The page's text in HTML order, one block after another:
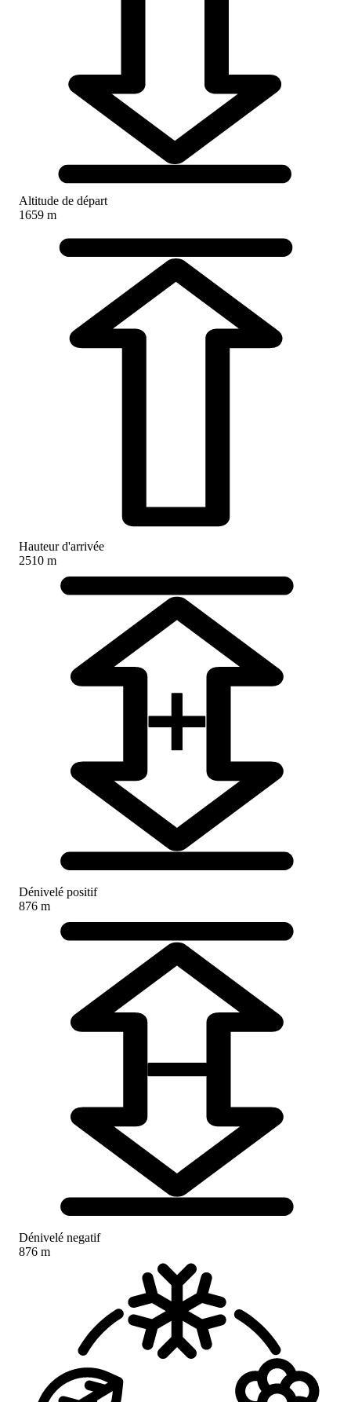
Altitude de départ
1659 m
Hauteur d'arrivée
2510 m
Dénivelé positif
876 m
Dénivelé negatif
876 m